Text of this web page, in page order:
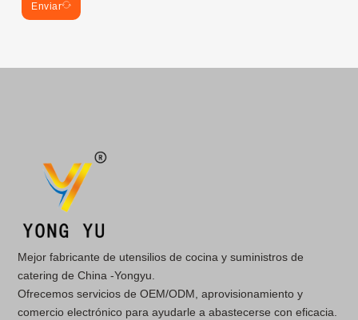
Enviar
Mejor fabricante de utensilios de cocina y suministros de
catering de China -Yongyu.
Ofrecemos servicios de OEM/ODM, aprovisionamiento y
comercio electrónico para ayudarle a abastecerse con eficacia.